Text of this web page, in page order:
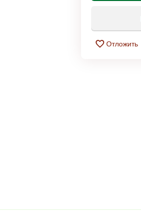
Отложить